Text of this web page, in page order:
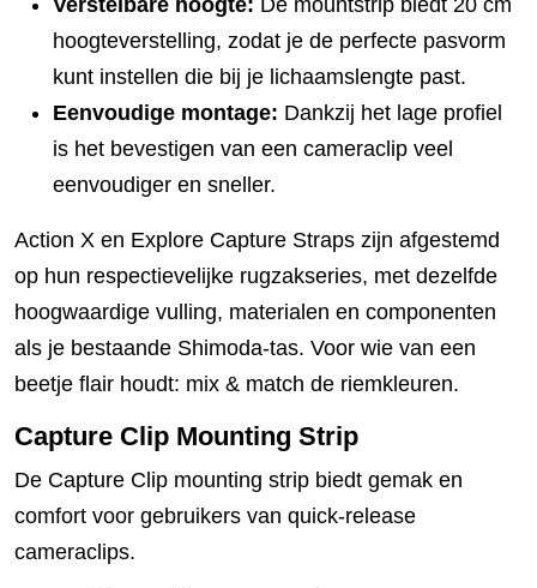
Verstelbare hoogte: De mountstrip biedt 20 cm
hoogteverstelling, zodat je de perfecte pasvorm
kunt instellen die bij je lichaamslengte past.
Eenvoudige montage: Dankzij het lage profiel
is het bevestigen van een cameraclip veel
eenvoudiger en sneller.
Action X en Explore Capture Straps zijn afgestemd
op hun respectievelijke rugzakseries, met dezelfde
hoogwaardige vulling, materialen en componenten
als je bestaande Shimoda-tas. Voor wie van een
beetje flair houdt: mix & match de riemkleuren.
Capture Clip Mounting Strip
De Capture Clip mounting strip biedt gemak en
comfort voor gebruikers van quick-release
cameraclips.